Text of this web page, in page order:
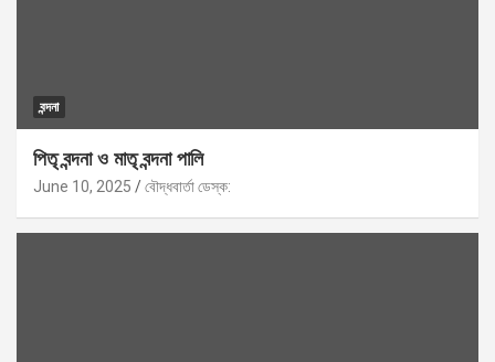
বন্দনা
পিতৃ বন্দনা ও মাতৃ বন্দনা পালি
June 10, 2025 বৌদ্ধবার্তা ডেস্ক: